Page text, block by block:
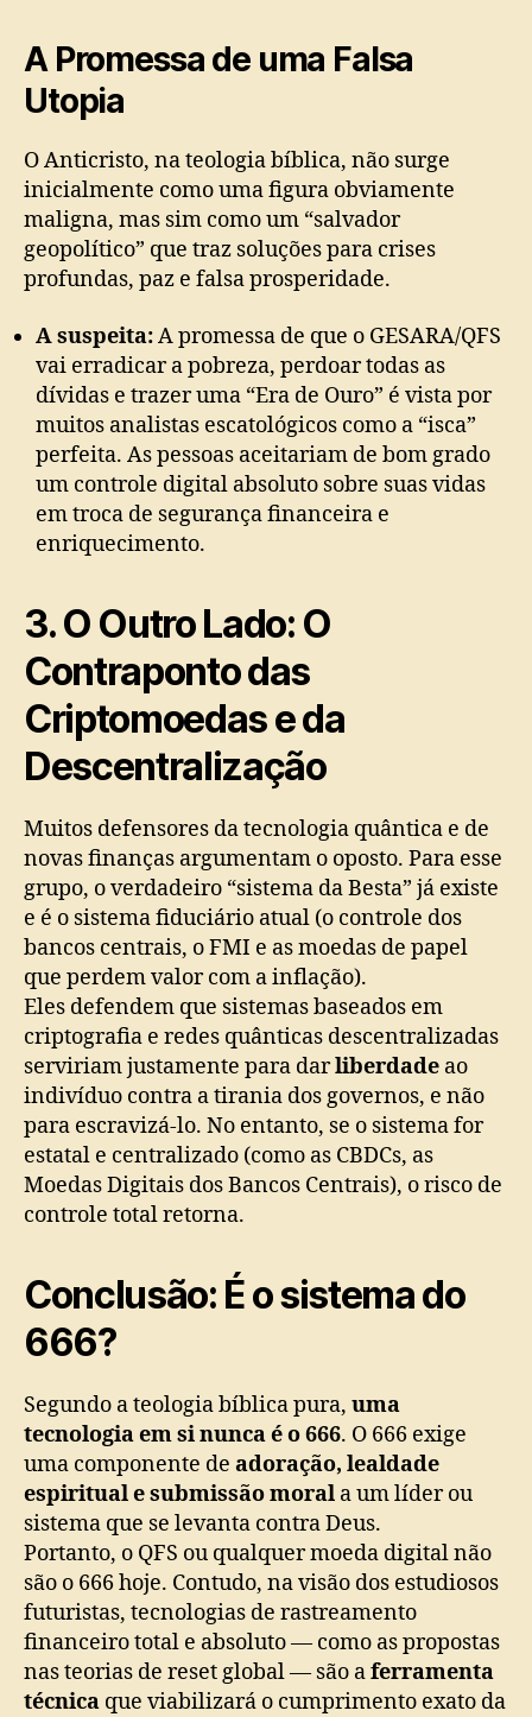
A Promessa de uma Falsa
Utopia
O Anticristo, na teologia bíblica, não surge
inicialmente como uma figura obviamente
maligna, mas sim como um “salvador
geopolítico” que traz soluções para crises
profundas, paz e falsa prosperidade.
A suspeita:A promessa de que o GESARA/QFS
vai erradicar a pobreza, perdoar todas as
dívidas e trazer uma “Era de Ouro” é vista por
muitos analistas escatológicos como a “isca”
perfeita. As pessoas aceitariam de bom grado
um controle digital absoluto sobre suas vidas
em troca de segurança financeira e
enriquecimento.
3. O Outro Lado: O
Contraponto das
Criptomoedas e da
Descentralização
Muitos defensores da tecnologia quântica e de
novas finanças argumentam o oposto. Para esse
grupo, o verdadeiro “sistema da Besta” já existe
e é o sistema fiduciário atual (o controle dos
bancos centrais, o FMI e as moedas de papel
que perdem valor com a inflação).
Eles defendem que sistemas baseados em
criptografia e redes quânticas descentralizadas
serviriam justamente para darliberdade ao
indivíduo contra a tirania dos governos, e não
para escravizá-lo. No entanto, se o sistema for
estatal e centralizado (como as CBDCs, as
Moedas Digitais dos Bancos Centrais), o risco de
controle total retorna.
Conclusão: É o sistema do
666?
Segundo a teologia bíblica pura, uma
tecnologia em si nunca é o 666. O 666 exige
uma componente de adoração, lealdade
espiritual e submissão moral a um líder ou
sistema que se levanta contra Deus.
Portanto, o QFS ou qualquer moeda digital não
são o 666 hoje. Contudo, na visão dos estudiosos
futuristas, tecnologias de rastreamento
financeiro total e absoluto — como as propostas
nas teorias de reset global — são aferramenta
técnica que viabilizará o cumprimento exato da